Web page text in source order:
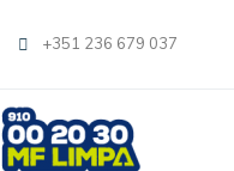
+351 236 679 037